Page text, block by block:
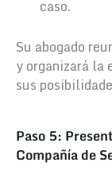
caso.
Su abogado
y organizará la
sus
Paso 5:
Compañía de